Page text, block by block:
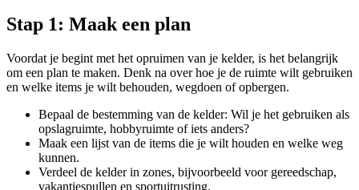
Stap 1: Maak een plan
Voordat je begint met het opruimen van je kelder, is het belangrijk
om een plan te maken. Denk na over hoe je de ruimte wilt gebruiken
en welke items je wilt behouden, wegdoen of opbergen.
Bepaal de bestemming van de kelder: Wil je het gebruiken als
opslagruimte, hobbyruimte of iets anders?
Maak een lijst van de items die je wilt houden en welke weg
kunnen.
Verdeel de kelder in zones, bijvoorbeeld voor gereedschap,
vakantiespullen en sportuitrusting.